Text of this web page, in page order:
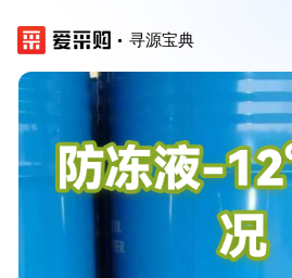
寻源宝典